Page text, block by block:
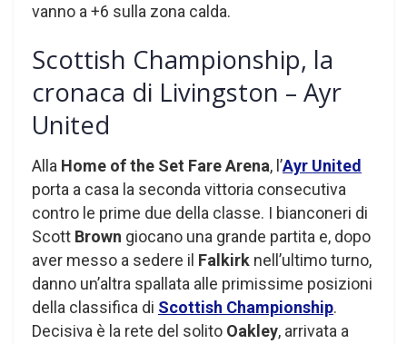
vanno a +6 sulla zona calda.
Scottish Championship, la
cronaca di Livingston – Ayr
United
Alla Home of the Set Fare Arena, l’Ayr United
porta a casa la seconda vittoria consecutiva
contro le prime due della classe. I bianconeri di
Scott Brown giocano una grande partita e, dopo
aver messo a sedere il Falkirk nell’ultimo turno,
danno un’altra spallata alle primissime posizioni
della classifica di Scottish Championship.
Decisiva è la rete del solito Oakley, arrivata a